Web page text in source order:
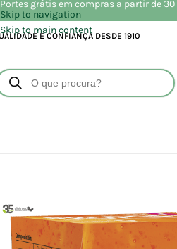
Skip to navigation
Skip to main content
E CONFIANÇA DESDE 1910
Portes grátis em compras a partir de